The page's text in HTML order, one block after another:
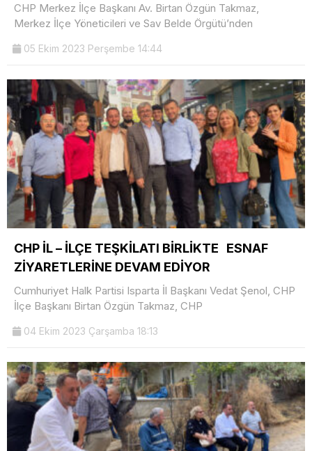
CHP Merkez İlçe Başkanı Av. Birtan Özgün Takmaz,
Merkez İlçe Yöneticileri ve Sav Belde Örgütü’nden
05 Ekim 2023 Perşembe 14:44
CHP İL – İLÇE TEŞKİLATI BİRLİKTE ESNAF
ZİYARETLERİNE DEVAM EDİYOR
Cumhuriyet Halk Partisi Isparta İl Başkanı Vedat Şenol, CHP
İlçe Başkanı Birtan Özgün Takmaz, CHP
04 Ekim 2023 Çarşamba 18:13